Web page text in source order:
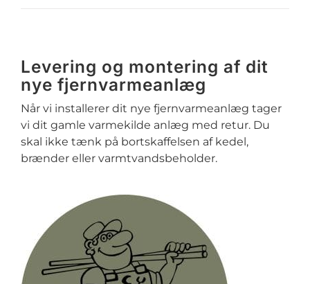
Levering og montering af dit
nye fjernvarmeanlæg
Når vi installerer dit nye fjernvarmeanlæg tager
vi dit gamle varmekilde anlæg med retur. Du
skal ikke tænk på bortskaffelsen af kedel,
brænder eller varmtvandsbeholder.